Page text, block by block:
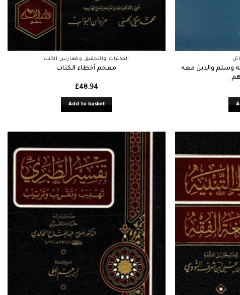
المكتبات والتحقيق وفهارس الكتب
معجم أخطاء الكتاب
£48.94
Add to basket
وسلم والذين معه